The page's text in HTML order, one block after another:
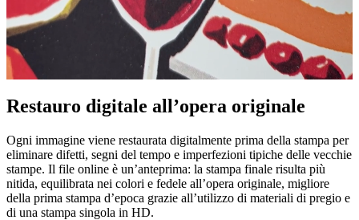
Restauro digitale all’opera originale
Ogni immagine viene restaurata digitalmente prima della stampa per
eliminare difetti, segni del tempo e imperfezioni tipiche delle vecchie
stampe. Il file online è un’anteprima: la stampa finale risulta più
nitida, equilibrata nei colori e fedele all’opera originale, migliore
della prima stampa d’epoca grazie all’utilizzo di materiali di pregio e
di una stampa singola in HD.